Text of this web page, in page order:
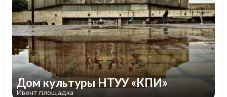
Дом культуры НТУУ «КПИ»
Ивент площадка